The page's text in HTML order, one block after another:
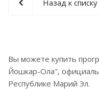
Назад к списку
Вы можете купить
Йошкар-Ола",
Республике Марий Эл.